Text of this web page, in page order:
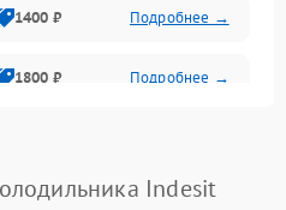
1400 ₽ Подробнее →
1800 ₽ Подробнее →
2600 ₽ Подробнее →
Indesit